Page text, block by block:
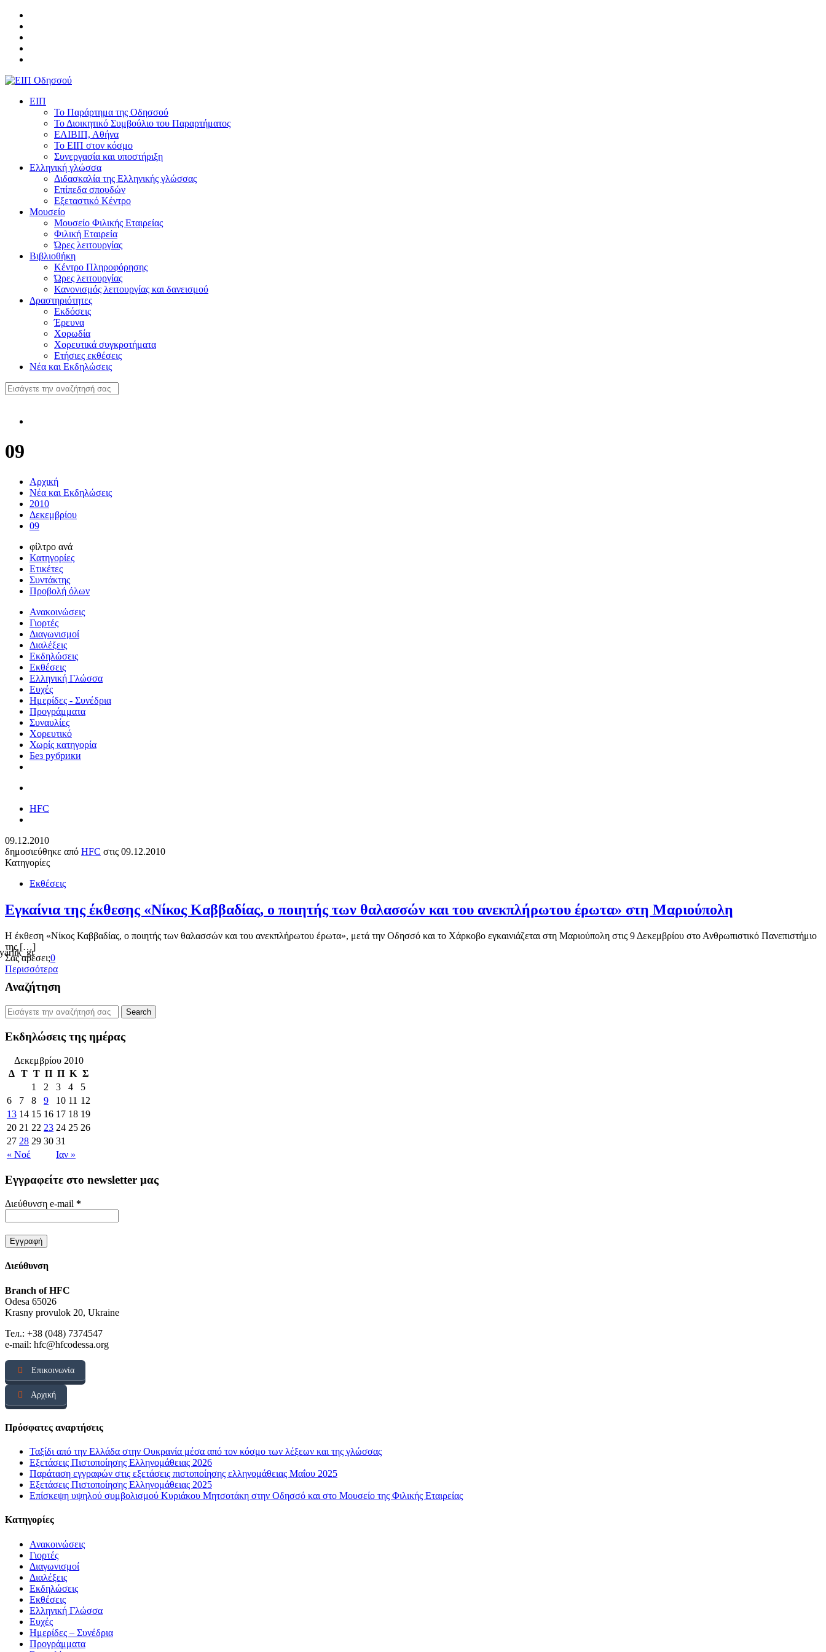
ΕΙΠ
Το Παράρτημα της Οδησσού
Το Διοικητικό Συμβούλιο του Παραρτήματος
ΕΛΙΒΙΠ, Αθήνα
Το ΕΙΠ στον κόσμο
Συνεργασία και υποστήριξη
Ελληνική γλώσσα
Διδασκαλία της Ελληνικής γλώσσας
Επίπεδα σπουδών
Εξεταστικό Κέντρο
Μουσείο
Μουσείο Φιλικής Εταιρείας
Φιλική Εταιρεία
Ώρες λειτουργίας
Βιβλιοθήκη
Κέντρο Πληροφόρησης
Ώρες λειτουργίας
Κανονισμός λειτουργίας και δανεισμού
Δραστηριότητες
Εκδόσεις
Έρευνα
Χορωδία
Χορευτικά συγκροτήματα
Ετήσιες εκθέσεις
Νέα και Εκδηλώσεις
09
Αρχική
Νέα και Εκδηλώσεις
2010
Δεκεμβρίου
09
φίλτρο ανά
Κατηγορίες
Ετικέτες
Συντάκτης
Προβολή όλων
Ανακοινώσεις
Γιορτές
Διαγωνισμοί
Διαλέξεις
Εκδηλώσεις
Εκθέσεις
Ελληνική Γλώσσα
Ευχές
Ημερίδες - Συνέδρια
Προγράμματα
Συναυλίες
Χορευτικό
Χωρίς κατηγορία
Без рубрики
HFC
09.12.2010
δημοσιεύθηκε από HFC στις 09.12.2010
Κατηγορίες
Εκθέσεις
Εγκαίνια της έκθεσης «Νίκος Καββαδίας, ο ποιητής των θαλασσών και του ανεκπλήρωτου έρωτα» στη Μαριούπολη
Η έκθεση «Νίκος Καββαδίας, ο ποιητής των θαλασσών και του ανεκπλήρωτου έρωτα», μετά την Οδησσό και το Χάρκοβο εγκαινιάζεται στη Μαριούπολη στις 9 Δεκεμβρίου στο Ανθρωπιστικό Πανεπιστήμιο
της […]
Σας αρέσει;0
Περισσότερα
Αναζήτηση
Εκδηλώσεις της ημέρας
Δεκεμβρίου 2010
Δ Τ Τ Π Π Κ Σ
« Νοέ Ιαν »
1 2 3 4
5
6
7 8 9 10 11 12
13 14 15 16 17 18 19
20 21 22 23 24 25 26
27 28 29 30 31
Εγγραφείτε στο newsletter μας
Διεύθυνση e-mail *
Διεύθυνση
Branch of HFC
Odesa 65026
Krasny provulok 20, Ukraine
Тел.: +38 (048) 7374547
e-mail: hfc@hfcodessa.org
Επικοινωνία
Αρχική
Πρόσφατες αναρτήσεις
Ταξίδι από την Ελλάδα στην Ουκρανία μέσα από τον κόσμο των λέξεων και της γλώσσας
Εξετάσεις Πιστοποίησης Ελληνομάθειας 2026
Παράταση εγγραφών στις εξετάσεις πιστοποίησης ελληνομάθειας Μαΐου 2025
Εξετάσεις Πιστοποίησης Ελληνομάθειας 2025
Επίσκεψη υψηλού συμβολισμού Κυριάκου Μητσοτάκη στην Οδησσό και στο Μουσείο της Φιλικής Εταιρείας
Kατηγορίες
Ανακοινώσεις
Γιορτές
Διαγωνισμοί
Διαλέξεις
Εκδηλώσεις
Εκθέσεις
Ελληνική Γλώσσα
Ευχές
Ημερίδες – Συνέδρια
Προγράμματα